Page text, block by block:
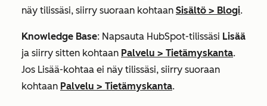
näy tilissäsi, siirry suoraan kohtaan Sisältö > Blogi.
Knowledge Base: Napsauta HubSpot-tilissäsi Lisää
ja siirry sitten kohtaan Palvelu > Tietämyskanta.
Jos Lisää-kohtaa ei näy tilissäsi, siirry suoraan
kohtaan Palvelu > Tietämyskanta.